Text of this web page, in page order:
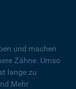
und machen
Zähne. Umso
lange zu
Mehr